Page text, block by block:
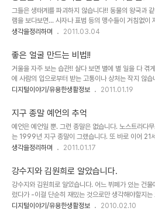
근데, 요즘 그 말이 적잖이 와 닿습니다. 들리는 바에 의
는 경우도 대부분 집안일은 여자가 맡는다고 합니다. 물
면 많이 변했다고는 하지만, 아직은 좀 그런 것 같습니
러니하게도 결혼 전 대부분 남자들은 무엇이든 다 잘해
듯 결혼 전 얘기와는..
그들은 생태계를 파괴하지 않습니다!! 동물의 왕국과
램을 보다보면... 사자나 표범 등의 맹수들이 거침없이
동물들을 사납고 포악하게 잡아먹는 모습을 볼 수 있습
생각했습니다. 그러나 언젠가 그 맹수라는 이름과 그 모
시각적 기준에서 만들어진 것이며, 그들은 결코 맹수만
실을 알게되었습니다. 그들이 맹수로만 불린 이유는 이
눈 때문입니다. 뭐 눈에는 뭐만 보인다고 해야 할까요?
목적이고 수단과 뒤바뀐 사냥을 그들은 하지 않습니다.
유지되는 그 보이지 않는 법칙에 따..
생각을정리하며 2011.03.04
좋은 얼굴 만드는 비법!!
거울을 자주 보는 습관!! 살다 보면 별에 별 일을 다 겪
에 사람의 입으로부터 받는 고통이나 상처는 작지 않습
돌이켜 보면 나도 모르는 사이 내가 받았던 그 좋지 않은
속성의 올가미 또는 굴레 인지도 모르겠습니다. 좋은 것
라면 나쁜 것을 알 수 없었을 테니 이런 생각도 없었을
어떤 철학적 관점이나 이론에서 볼 땐 좋은 것과 나쁜
는 것이거나 상대적인 것에 불과할 수 있습니다. 그렇
나쁘다고 말하는 건 무의 할 수 도 있습니다. 얘기가 좀
눈 글의 주제와 알..
디지털이야기/유용한생활정보 2011.01.19
지구 종말 예언의 추억
예언은 예언일 뿐. 그런 종말은 없습니다. 노스트라다
는 1999년 지구 종말이 그랬습니다. 또 바로 이어 21
에 따른 컴퓨터 버그에서 파생될 여러 문제들을 묶어 당
지금에서 그때 일들을 돌아보면 우습기도 하고 기분 묘
기도 합니다. 물론 사회적으로 표면화되어 일어났던 일
소소하게 웃지 못할 촌극으로 종결된 사이비 종교들의
가 모르는 사이에 적잖이 있었을 겁니다. 끝없이 이어
1992년, 다미신인가 다미선인가라고 하는 일부 기독교
생각을정리하며 2011.01.17
강수지와 김원희로 알았습니다.
강수지와 김원희로 알았습니다. 어느 뷔페가 있는 건물
렀다가 -이걸 단순히 재밌는 것으로만 생각해야할지는
만...- 재밌는 것을 경험하였습니다. 하지만, 그것을 정
디지털이야기/유용한생활정보 2010.02.10